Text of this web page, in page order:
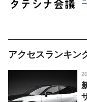
アクセスランキン